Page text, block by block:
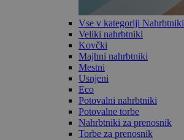
Vse v kategoriji Nahrbtniki
Veliki nahrbtniki
Kovčki
Majhni nahrbtniki
Mestni
Usnjeni
Eco
Potovalni nahrbtniki
Potovalne torbe
Nahrbtniki za prenosnik
Torbe za prenosnik